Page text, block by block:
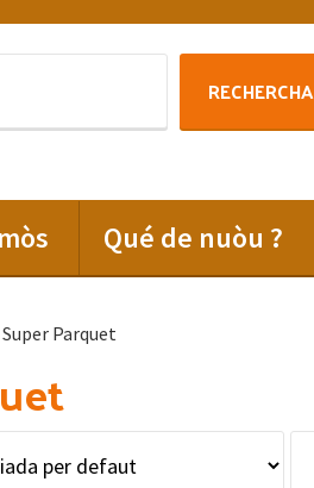
:
RECHERCHA
Qué de nuòu ?
Parquet